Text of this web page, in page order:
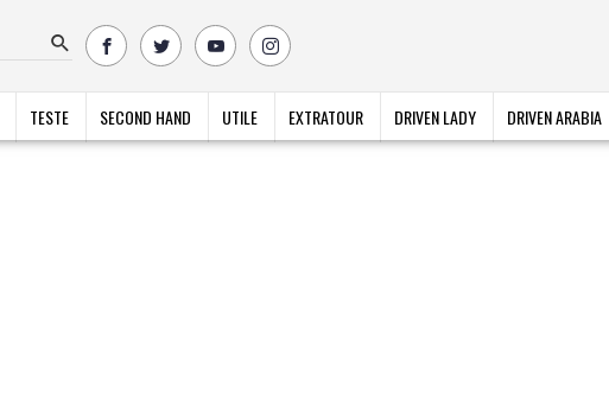
TESTE SECOND HAND UTILE EXTRATOUR DRIVEN LADY DRIVEN ARABIA